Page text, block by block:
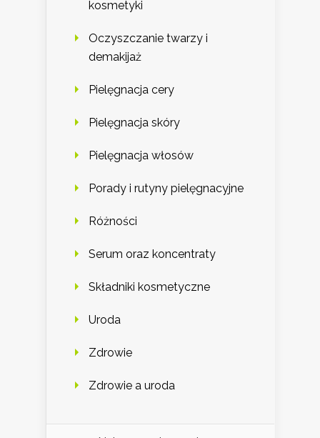
kosmetyki
Oczyszczanie twarzy i
demakijaż
Pielęgnacja cery
Pielęgnacja skóry
Pielęgnacja włosów
Porady i rutyny pielęgnacyjne
Różności
Serum oraz koncentraty
Składniki kosmetyczne
Uroda
Zdrowie
Zdrowie a uroda